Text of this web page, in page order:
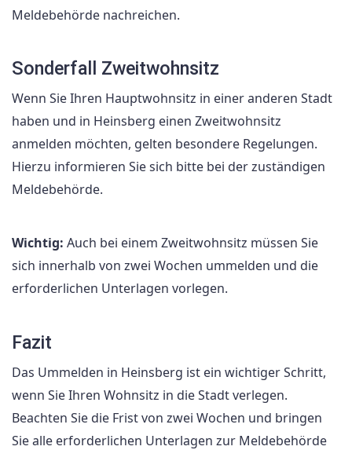
Meldebehörde nachreichen.
Sonderfall Zweitwohnsitz
Wenn Sie Ihren Hauptwohnsitz in einer anderen Stadt
haben und in Heinsberg einen Zweitwohnsitz
anmelden möchten, gelten besondere Regelungen.
Hierzu informieren Sie sich bitte bei der zuständigen
Meldebehörde.
Wichtig: Auch bei einem Zweitwohnsitz müssen Sie
sich innerhalb von zwei Wochen ummelden und die
erforderlichen Unterlagen vorlegen.
Fazit
Das Ummelden in Heinsberg ist ein wichtiger Schritt,
wenn Sie Ihren Wohnsitz in die Stadt verlegen.
Beachten Sie die Frist von zwei Wochen und bringen
Sie alle erforderlichen Unterlagen zur Meldebehörde